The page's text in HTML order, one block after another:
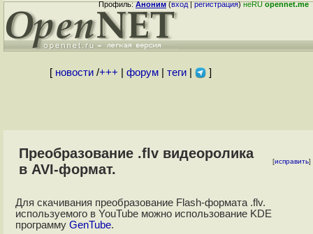
Профиль:Аноним(вход|регистрация)неRUopennet.me
[ новости/+++ форум| теги| ]
Преобразование .flv видеоролика
в AVI-формат.
[исправить]
Для скачивания преобразование Flash-формата .flv.
используемого в YouTube можно использование KDE
программу GenTube.